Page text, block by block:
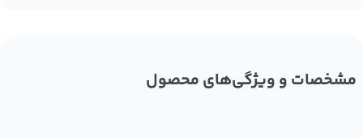
مشخصات و ویژگی‌های محصول